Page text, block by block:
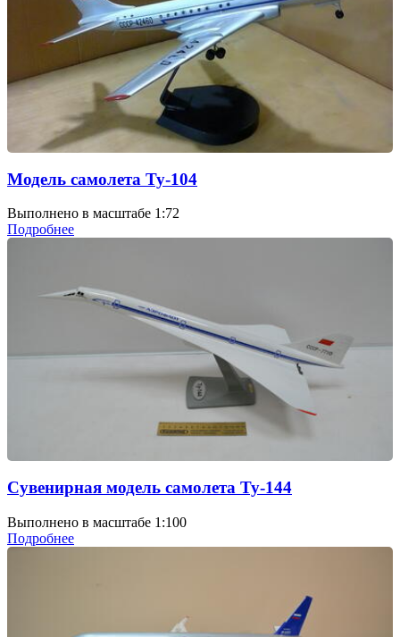
Модель самолета Ту-104
Выполнено в масштабе 1:72
Подробнее
Сувенирная модель самолета Ту-144
Выполнено в масштабе 1:100
Подробнее